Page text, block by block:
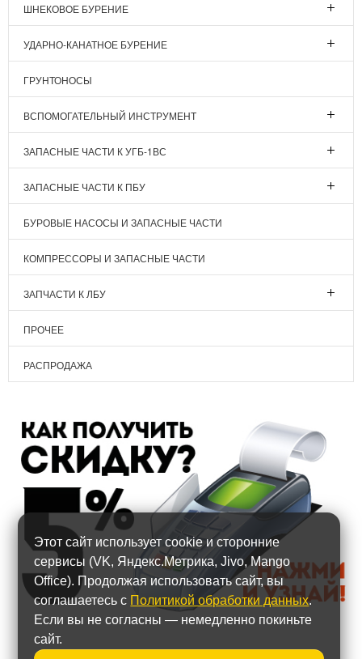
ШНЕКОВОЕ БУРЕНИЕ
УДАРНО-КАНАТНОЕ БУРЕНИЕ
ГРУНТОНОСЫ
ВСПОМОГАТЕЛЬНЫЙ ИНСТРУМЕНТ
ЗАПАСНЫЕ ЧАСТИ К УГБ-1ВС
ЗАПАСНЫЕ ЧАСТИ К ПБУ
БУРОВЫЕ НАСОСЫ И ЗАПАСНЫЕ ЧАСТИ
КОМПРЕССОРЫ И ЗАПАСНЫЕ ЧАСТИ
ЗАПЧАСТИ К ЛБУ
ПРОЧЕЕ
РАСПРОДАЖА
Этот сайт использует cookie и сторонние
сервисы (VK, Яндекс.Метрика, Jivo, Mango
Office). Продолжая использовать сайт, вы
соглашаетесь с Политикой обработки данных.
Если вы не согласны — немедленно покиньте
сайт.